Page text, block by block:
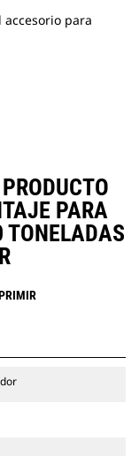
para
PARA
TONELADAS